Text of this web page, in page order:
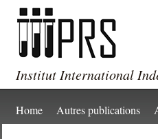
Institut International
Home Autres publications